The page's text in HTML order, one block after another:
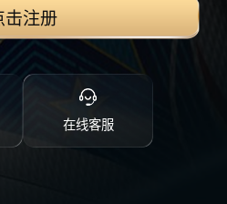
击注册
在线客服